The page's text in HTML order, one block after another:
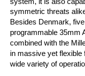
symmetric threats
Besides Denmark,
programmable 35mm
combined with the
in massive yet flexible
wide variety of